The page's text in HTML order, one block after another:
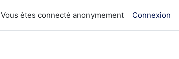
Vous êtes connecté anonymement Connexion